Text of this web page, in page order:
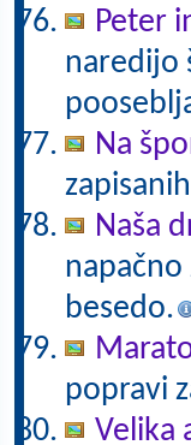
Peter
naredijo
Na
Naša
besedo.
popravi
Velika